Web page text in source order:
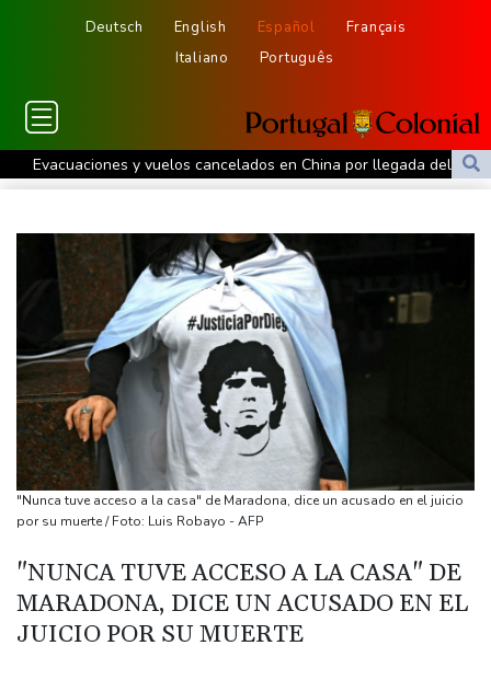
Deutsch English Español
Français
Italiano
Português
Evacuaciones y vuelos cancelados en China por llegada del tifón
Dolphin
ataques cruzados
Irán afirma que Ormuz seguirá bloqueado hasta que EEUU
acepte "todas" sus condiciones
La fiebre del oro transforma vidas y paisajes en Afganistán
Irán plantea condiciones para la reapertura del estrecho de
Ormuz
Evacuaciones y vuelos cancelados en China al acercarse el tifón
Dolphin
Llega Messi a Argentina para despedir a su padre Jorge tras su
La FIFA contraataca y denuncia "un esfuerzo concertado para
socavar a su presidente"
Erupción del Etna obliga a suspender llegadas a un aeropuerto
"Nunca tuve acceso a la casa" de Maradona, dice un acusado en el juicio
por su muerte / Foto: Luis Robayo - AFP
"NUNCA TUVE ACCESO A LA CASA" DE
MARADONA, DICE UN ACUSADO EN EL
JUICIO POR SU MUERTE